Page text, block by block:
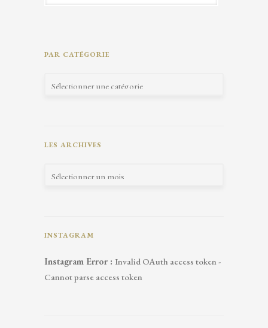
PAR CATÉGORIE
LES ARCHIVES
INSTAGRAM
Instagram Error : Invalid OAuth access token -
Cannot parse access token